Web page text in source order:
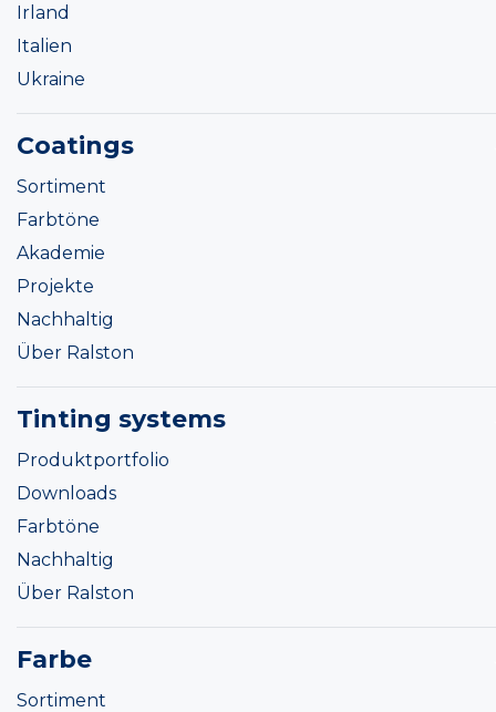
Irland
Italien
Ukraine
Coatings
Sortiment
Farbtöne
Akademie
Projekte
Nachhaltig
Über Ralston
Tinting systems
Produktportfolio
Downloads
Farbtöne
Nachhaltig
Über Ralston
Farbe
Sortiment